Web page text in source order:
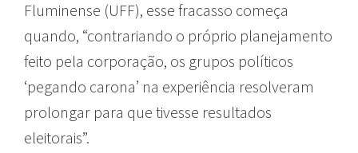
Fluminense (UFF), esse fracasso começa
quando, “contrariando o próprio planejamento
feito pela corporação, os grupos políticos
‘pegando carona’ na experiência resolveram
prolongar para que tivesse resultados
eleitorais”.